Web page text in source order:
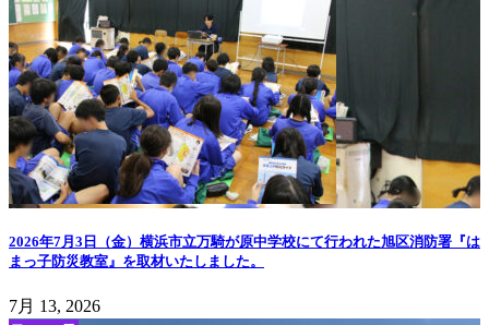
2026年7月3日（金）横浜市立万騎が原中学校にて行われた旭区消防署『は
まっ子防災教室』を取材いたしました。
7月 13, 2026